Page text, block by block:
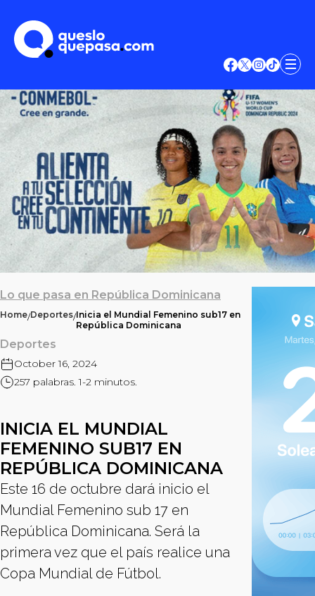
Lo que pasa en República Dominicana
Home/Deportes/Inicia el Mundial Femenino sub17 en
República Dominicana
Deportes
October 16, 2024
257 palabras. 1-2 minutos.
INICIA EL MUNDIAL
FEMENINO SUB17 EN
REPÚBLICA DOMINICANA
Este 16 de octubre dará inicio el
Mundial Femenino sub 17 en
República Dominicana. Será la
primera vez que el país realice una
Copa Mundial de Fútbol.